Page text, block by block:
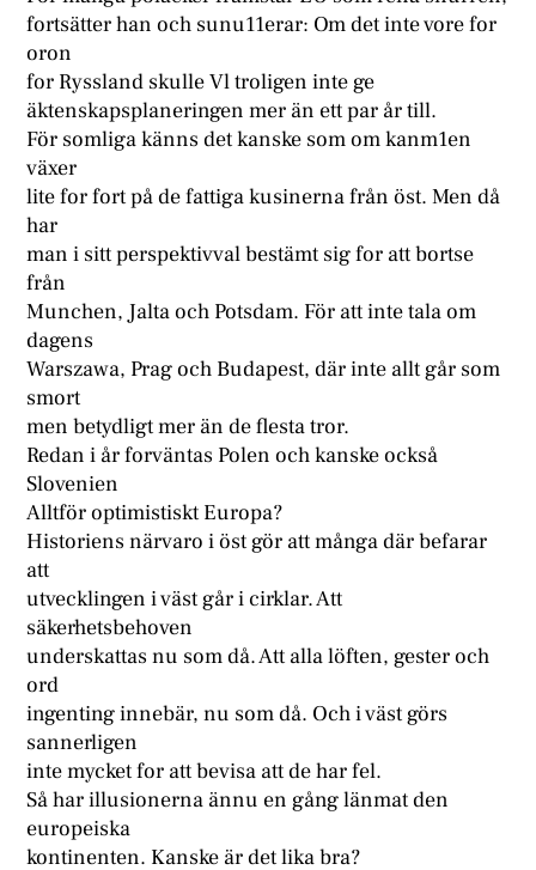
fortsätter han och sunu11erar: Om det inte vore for
oron
for Ryssland skulle Vl troligen inte ge
äktenskapsplaneringen mer än ett par år till.
För somliga känns det kanske som om kanm1en
växer
lite for fort på de fattiga kusinerna från öst. Men då
har
man i sitt perspektivval bestämt sig for att bortse
från
Munchen, Jalta och Potsdam. För att inte tala om
dagens
Warszawa, Prag och Budapest, där inte allt går som
smort
men betydligt mer än de flesta tror.
Redan i år forväntas Polen och kanske också
Slovenien
Alltför optimistiskt Europa?
Historiens närvaro i öst gör att många där befarar
att
utvecklingen i väst går i cirklar. Att
säkerhetsbehoven
underskattas nu som då. Att alla löften, gester och
ord
ingenting innebär, nu som då. Och i väst görs
sannerligen
inte mycket for att bevisa att de har fel.
Så har illusionerna ännu en gång länmat den
europeiska
kontinenten. Kanske är det lika bra?